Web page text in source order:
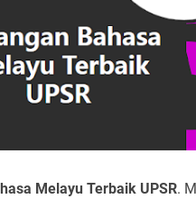
Melayu Terbaik UPSR.